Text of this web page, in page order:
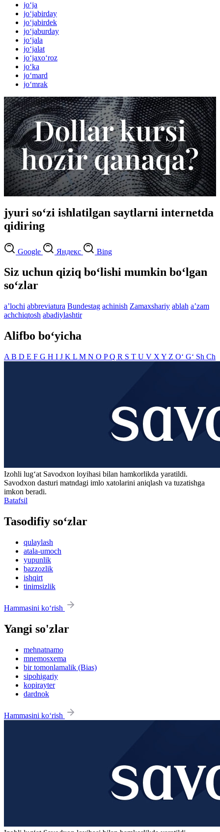
jo‘ja
jo‘jabirday
jo‘jabirdek
jo‘jaburday
jo‘jala
jo‘jalat
jo‘jaxo‘roz
jo‘ka
jo‘mard
jo‘mrak
jyuri so‘zi ishlatilgan saytlarni internetda
qidiring
Google Яндекс Bing
Siz uchun qiziq bo‘lishi mumkin bo‘lgan
so‘zlar
aʼlochi abbreviatura Bundestag achinish Zamaxshariy ablah aʼzam
achchiqtosh abadiylashtir
Alifbo bo‘yicha
A B D E F G H I J K L M N O PQ R S T U V X Y Z O‘ G‘ Sh Ch
Izohli lugʻat Savodxon loyihasi bilan hamkorlikda yaratildi.
Savodxon dasturi matndagi imlo xatolarini aniqlash va tuzatishga
imkon beradi.
Batafsil
Tasodifiy so‘zlar
qulaylash
atala-umoch
yupunlik
bazzozlik
ishqirt
tinimsizlik
Hammasini ko‘rish
Yangi so'zlar
mehnatnamo
mnemosxema
bir tomonlamalik (Bias)
sipohigariy
kopirayter
dardnok
Hammasini ko‘rish